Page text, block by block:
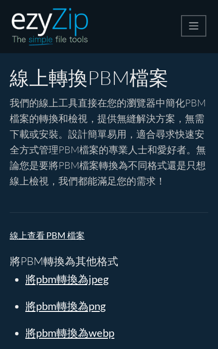
轉換器
其他工具
線上轉換PBM檔案
我們的線上工具直接在您的瀏覽器中簡化PBM
檔案的轉換和檢視，提供無縫解決方案，無需
下載或安裝。設計簡單易用，適合尋求快速安
全方式管理PBM檔案的專業人士和愛好者。無
論您是要將PBM檔案轉換為不同格式還是只想
線上檢視，我們都能滿足您的需求！
線上查看 PBM 檔案
將PBM轉換為其他格式
將pbm轉換為jpeg
將pbm轉換為png
將pbm轉換為webp